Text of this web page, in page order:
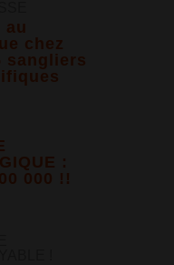
au
chez
sangliers
:
000 !!